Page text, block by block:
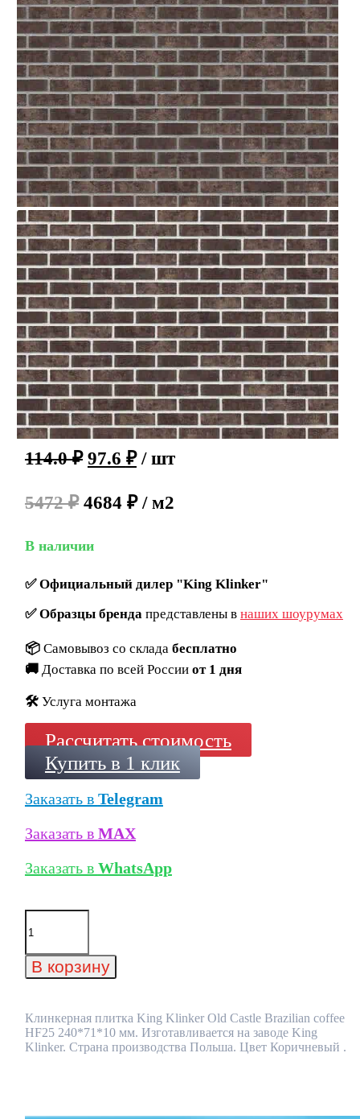
114.0₽ 97.6 ₽ / шт
5472 ₽4684 ₽ / м2
В наличии
✅Официальный дилер "King Klinker"
✅Образцы брендапредставлены в наших шоурумах
📦 Самовывоз со склада бесплатно
🚚 Доставка по всей России от 1 дня
🛠️ Услуга монтажа
Рассчитать стоимость
Купить в 1 клик
Заказать в Telegram
Заказать в MAX
Заказать в WhatsApp
Количество
товара
плитка
King
Castle
Brazilian
coffee
В корзину
Клинкерная плитка King Klinker Old Castle Brazilian coffee
HF25 240*71*10 мм. Изготавливается на заводе King
Klinker. Страна производства Польша. Цвет Коричневый .